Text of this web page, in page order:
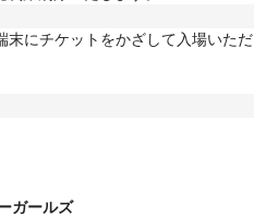
末にチケットをかざして入場いただ
ガールズ